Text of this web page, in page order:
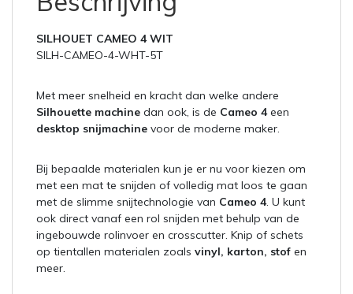
SILHOUET CAMEO 4 WIT
SILH-CAMEO-4-WHT-5T
Met meer snelheid en kracht dan welke andere
Silhouette machine dan ook, is de Cameo 4een
desktop snijmachine voor de moderne maker.
Bij bepaalde materialen kun je er nu voor kiezen om
met een mat te snijden of volledig mat loos te gaan
met de slimme snijtechnologie van Cameo 4. U kunt
ook direct vanaf een rol snijden met behulp van de
ingebouwde rolinvoer en crosscutter. Knip of schets
op tientallen materialen zoals vinyl, karton, stof en
meer.